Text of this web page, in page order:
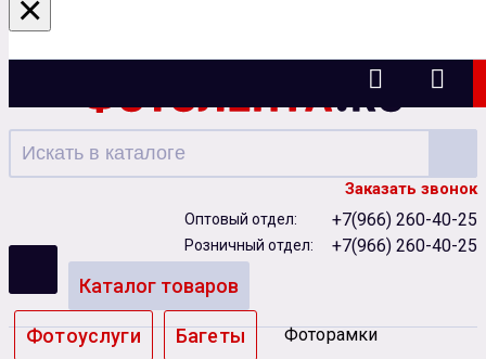
Ижевск
Заказать звонок
Оптовый отдел: +7(966) 260-40-25
Розничный отдел: +7(966) 260-40-25
Каталог товаров
Фотоуслуги Багеты Фоторамки
×